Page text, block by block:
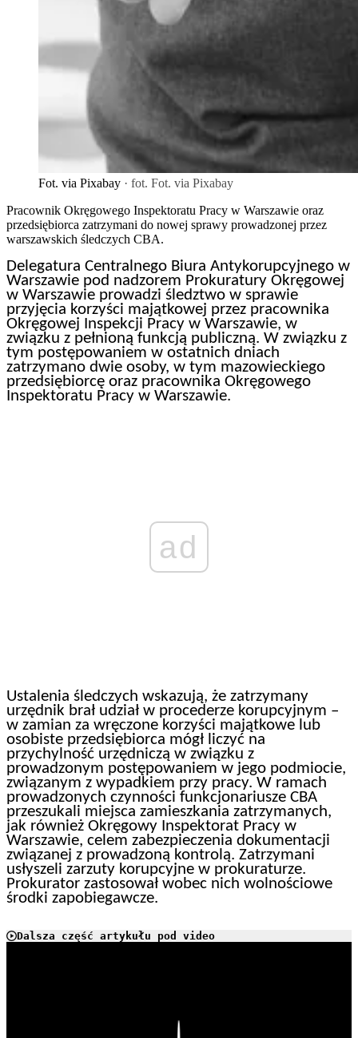
Fot. via Pixabay · fot. Fot. via Pixabay
Pracownik Okręgowego Inspektoratu Pracy w Warszawie oraz
przedsiębiorca zatrzymani do nowej sprawy prowadzonej przez
warszawskich śledczych CBA.
Delegatura Centralnego Biura Antykorupcyjnego w
Warszawie pod nadzorem Prokuratury Okręgowej
w Warszawie prowadzi śledztwo w sprawie
przyjęcia korzyści majątkowej przez pracownika
Okręgowej Inspekcji Pracy w Warszawie, w
związku z pełnioną funkcją publiczną. W związku z
tym postępowaniem w ostatnich dniach
zatrzymano dwie osoby, w tym mazowieckiego
przedsiębiorcę oraz pracownika Okręgowego
Inspektoratu Pracy w Warszawie.
ad
Ustalenia śledczych wskazują, że zatrzymany
urzędnik brał udział w procederze korupcyjnym –
w zamian za wręczone korzyści majątkowe lub
osobiste przedsiębiorca mógł liczyć na
przychylność urzędniczą w związku z
prowadzonym postępowaniem w jego podmiocie,
związanym z wypadkiem przy pracy. W ramach
prowadzonych czynności funkcjonariusze CBA
przeszukali miejsca zamieszkania zatrzymanych,
jak również Okręgowy Inspektorat Pracy w
Warszawie, celem zabezpieczenia dokumentacji
związanej z prowadzoną kontrolą. Zatrzymani
usłyszeli zarzuty korupcyjne w prokuraturze.
Prokurator zastosował wobec nich wolnościowe
środki zapobiegawcze.
Dalsza część artykułu pod video